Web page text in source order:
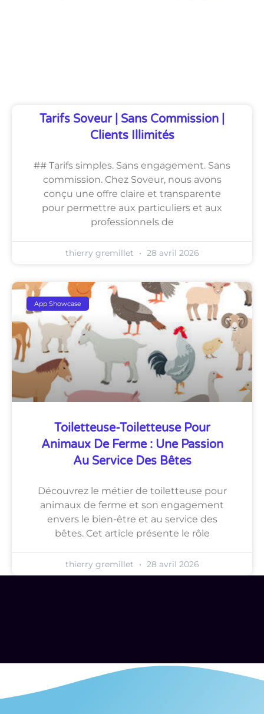
Tarifs Soveur | Sans Commission |
Clients Illimités
## Tarifs simples. Sans engagement. Sans
commission. Chez Soveur, nous avons
conçu une offre claire et transparente
pour permettre aux particuliers et aux
professionnels de
thierry gremillet 28 avril 2026
App Showcase
Toiletteuse-Toiletteuse Pour
Animaux De Ferme : Une Passion
Au Service Des Bêtes
Découvrez le métier de toiletteuse pour
animaux de ferme et son engagement
envers le bien-être et au service des
bêtes. Cet article présente le rôle
thierry gremillet 28 avril 2026